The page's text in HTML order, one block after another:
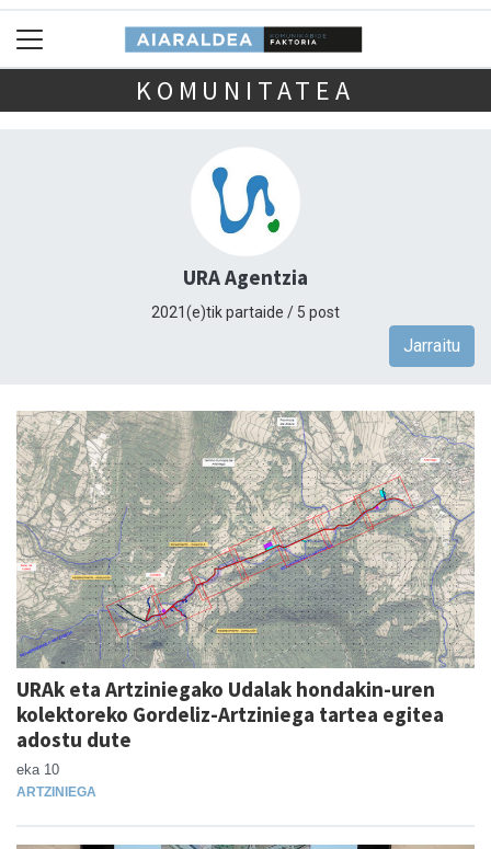
KOMUNITATEA
URA Agentzia
2021(e)tik partaide / 5 post
Jarraitu
URAk eta Artziniegako Udalak hondakin-uren
kolektoreko Gordeliz-Artziniega tartea egitea
adostu dute
eka 10
ARTZINIEGA